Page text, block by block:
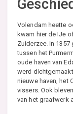
Volendam heette
kwam hier de IJe
Zuiderzee. In
tussen het
oude haven van
werd
nieuwe haven, het
vissers. Ook
van het graafwerk